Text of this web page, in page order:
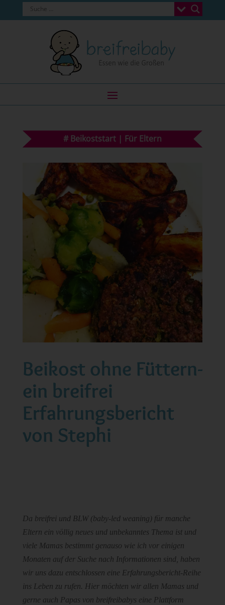
# Beikoststart| Für Eltern
Beikost ohne Füttern-
ein breifrei
Erfahrungsbericht
von Stephi
Da breifrei und BLW (baby-led weaning) für manche
Eltern ein völlig neues und unbekanntes Thema ist und
viele Mamas bestimmt genauso wie ich vor einigen
Monaten auf der Suche nach Informationen sind, haben
wir uns dazu entschlossen eine Erfahrungsbericht-Reihe
ins Leben zu rufen. Hier möchten wir allen Mamas und
gerne auch Papas von breifreibabys eine Plattform